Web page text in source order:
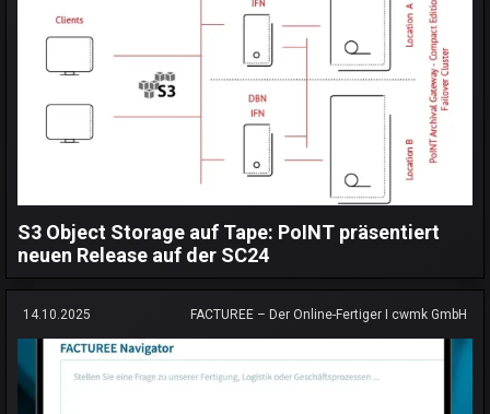
S3 Object Storage auf Tape: PoINT präsentiert
neuen Release auf der SC24
14.10.2025 FACTUREE – Der Online-Fertiger I cwmk GmbH